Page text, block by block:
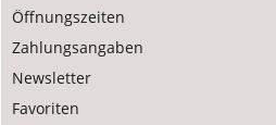
Öffnungszeiten
Zahlungsangaben
Newsletter
Favoriten